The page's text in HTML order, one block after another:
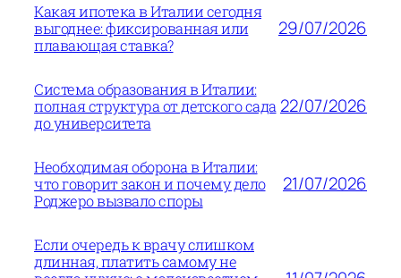
Какая ипотека в Италии сегодня
выгоднее: фиксированная или
плавающая ставка?
29/07/2026
Система образования в Италии:
полная структура от детского сада
до университета
22/07/2026
Необходимая оборона в Италии:
что говорит закон и почему дело
Роджеро вызвало споры
21/07/2026
Если очередь к врачу слишком
длинная, платить самому не